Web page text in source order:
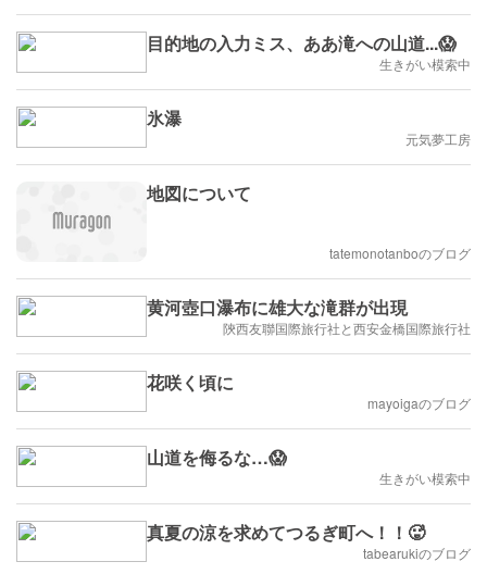
目的地の入力ミス、ああ滝への山道...😱
生きがい模索中
氷瀑
元気夢工房
地図について
tatemonotanboのブログ
黄河壺口瀑布に雄大な滝群が出現
陝西友聯国際旅行社と西安金橋国際旅行社
花咲く頃に
mayoigaのブログ
山道を侮るな…😱
生きがい模索中
真夏の涼を求めてつるぎ町へ！！🥵
tabearukiのブログ